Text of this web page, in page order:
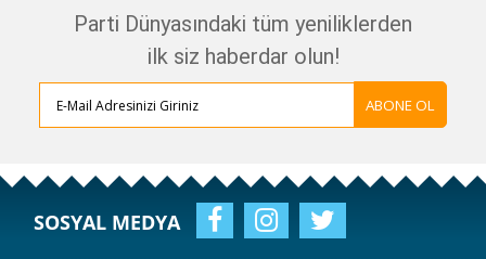
Parti Dünyasındaki tüm yeniliklerden
ilk siz haberdar olun!
ABONE OL
SOSYAL MEDYA